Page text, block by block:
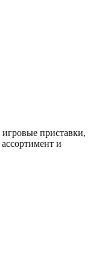
приставки,
и